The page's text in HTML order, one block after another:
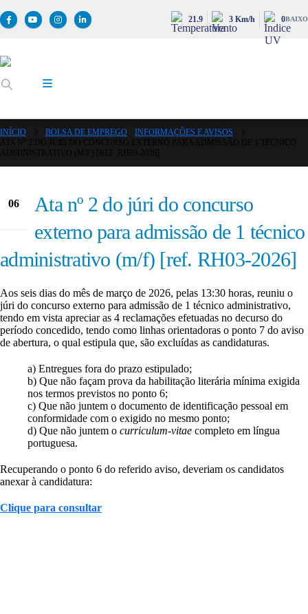
21.9 3 Km/h 0BAIXO
INÍCIO BOLSA DE EMPREGO
INFORMAÇÕES E AVISOS
06
Ata nº 2 do júri do concurso
externo para admissão de 1 técnico
administrativo (m/f) [ref. RH03-2026]
Aos seis dias do mês de março de 2026, pelas 13:30 horas, reuniu o
júri do concurso externo para admissão de 1 técnico administrativo,
tendo em vista apreciar as 4 reclamações efetuadas no decurso do
período concedido, tendo como linhas orientadoras o ponto 7 do aviso
de abertura, o qual estipula que, são excluídas as candidaturas.
a) Entregues fora do prazo estipulado;
b) Que não façam prova da habilitação literária mínima exigida
nos termos previstos no ponto 6;
c) Que não juntem o documento de identificação pessoal em
conformidade com o exigido no mesmo ponto;
d) Que não juntem o curriculum-vitae completo em língua
portuguesa.
Recuperando o ponto 6 do referido aviso, deveriam os candidatos
anexar à candidatura:
Clique para consultar